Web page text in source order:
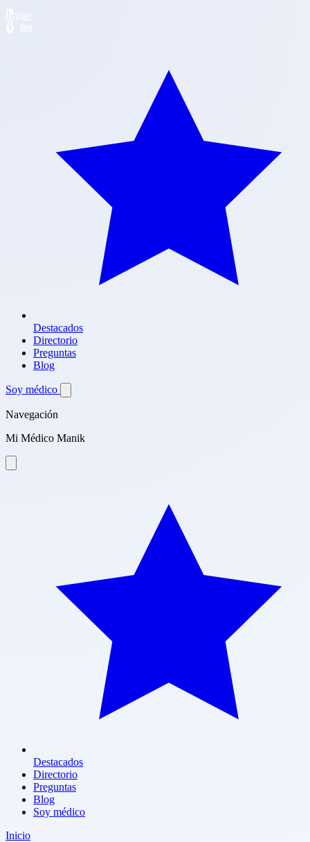
Destacados
Directorio
Preguntas
Blog
Soy médico
Navegación
Mi Médico Manik
Destacados
Directorio
Preguntas
Blog
Soy médico
Inicio